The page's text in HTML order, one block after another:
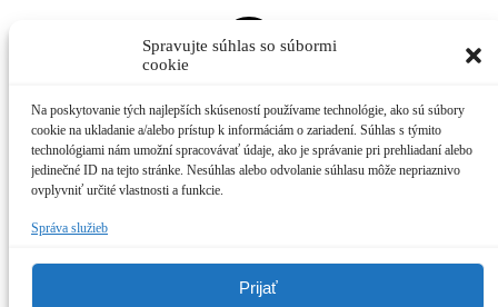
Spravujte súhlas so súbormi
cookie
Na poskytovanie tých najlepších skúseností používame technológie, ako sú súbory
cookie na ukladanie a/alebo prístup k informáciám o zariadení. Súhlas s týmito
technológiami nám umožní spracovávať údaje, ako je správanie pri prehliadaní alebo
jedinečné ID na tejto stránke. Nesúhlas alebo odvolanie súhlasu môže nepriaznivo
ovplyvniť určité vlastnosti a funkcie.
Správa služieb
Prijať